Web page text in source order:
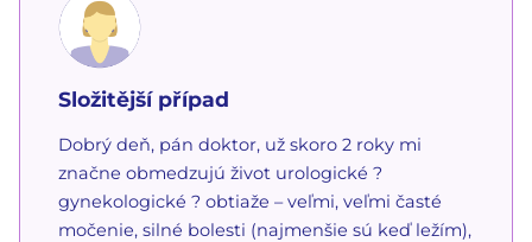
Složitější případ
Dobrý deň, pán doktor, už skoro 2 roky mi
značne obmedzujú život urologické ?
gynekologické ? obtiaže – veľmi, veľmi časté
močenie, silné bolesti (najmenšie sú keď ležím),